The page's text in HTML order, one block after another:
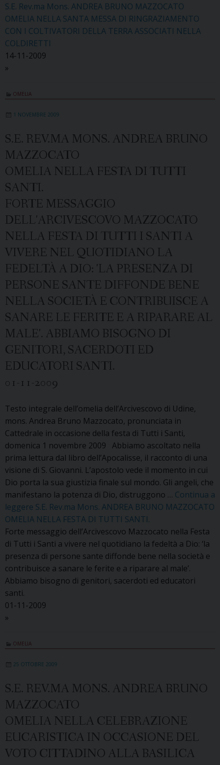
S.E. Rev.ma Mons. ANDREA BRUNO MAZZOCATO
OMELIA NELLA SANTA MESSA DI RINGRAZIAMENTO
CON I COLTIVATORI DELLA TERRA ASSOCIATI NELLA
COLDIRETTI
14-11-2009
»
OMELIA
1 NOVEMBRE 2009
S.E. REV.MA MONS. ANDREA BRUNO
MAZZOCATO
OMELIA NELLA FESTA DI TUTTI
SANTI.
FORTE MESSAGGIO
DELL'ARCIVESCOVO MAZZOCATO
NELLA FESTA DI TUTTI I SANTI A
VIVERE NEL QUOTIDIANO LA
FEDELTÀ A DIO: 'LA PRESENZA DI
PERSONE SANTE DIFFONDE BENE
NELLA SOCIETÀ E CONTRIBUISCE A
SANARE LE FERITE E A RIPARARE AL
MALE'. ABBIAMO BISOGNO DI
GENITORI, SACERDOTI ED
EDUCATORI SANTI.
01-11-2009
Testo integrale dell’omelia dell’Arcivescovo di Udine,
mons. Andrea Bruno Mazzocato, pronunciata in
Cattedrale in occasione della festa di Tutti i Santi,
domenica 1 novembre 2009 Abbiamo ascoltato nella
prima lettura dal libro dell’Apocalisse, il racconto di una
visione di S. Giovanni. L’apostolo vede il momento in cui
Dio porta la sua giustizia finale sul mondo. Gli angeli, che
manifestano la potenza di Dio, distruggono … Continua a
leggere S.E. Rev.ma Mons. ANDREA BRUNO MAZZOCATO
OMELIA NELLA FESTA DI TUTTI SANTI.
Forte messaggio dell’Arcivescovo Mazzocato nella Festa
di Tutti i Santi a vivere nel quotidiano la fedeltà a Dio: ‘la
presenza di persone sante diffonde bene nella società e
contribuisce a sanare le ferite e a riparare al male’.
Abbiamo bisogno di genitori, sacerdoti ed educatori
santi.
01-11-2009
»
OMELIA
25 OTTOBRE 2009
S.E. REV.MA MONS. ANDREA BRUNO
MAZZOCATO
OMELIA NELLA CELEBRAZIONE
EUCARISTICA IN OCCASIONE DEL
VOTO CITTADINO ALLA BASILICA